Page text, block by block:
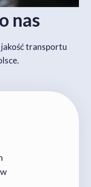
nas
jakość transportu